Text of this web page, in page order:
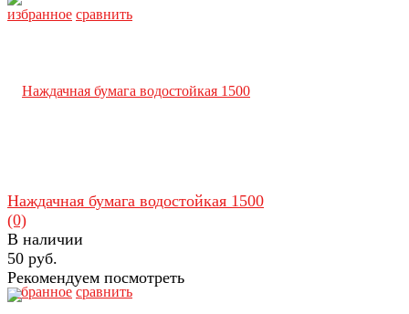
избранное сравнить
избранное сравнить
Наждачная бумага водостойкая 1500
(0)
В наличии
50 руб.
Рекомендуем посмотреть